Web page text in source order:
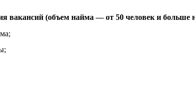
вакансий (объем найма — от 50 человек и больше